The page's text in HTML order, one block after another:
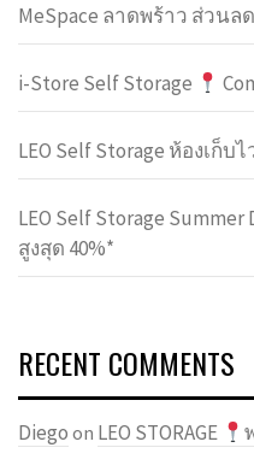
MeSpace ลาดพร้าว ส่วนล
i-Store Self Storage
LEO Self Storage ห้องเก็บ
LEO Self Storage Summer
สูงสุด 40%*
RECENT COMMENTS
Diego on LEO STORAGE